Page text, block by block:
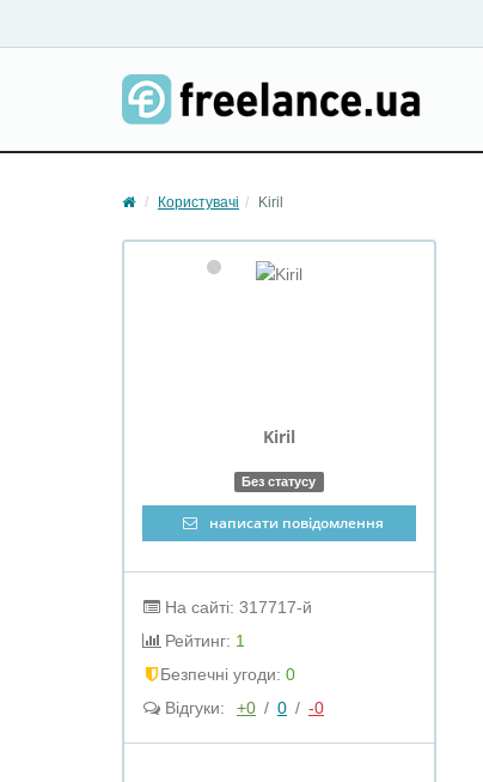
Користувачі Kiril
Kiril
Без статусу
написати повідомлення
На сайті: 317717-й
Рейтинг: 1
Безпечні угоди: 0
Відгуки:
+0 / 0 / -0